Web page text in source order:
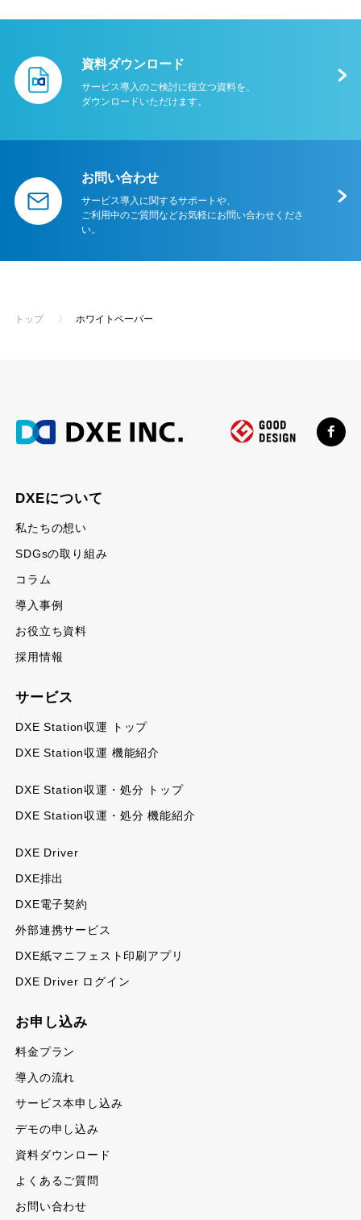
資料ダウンロード
サービス導⼊のご検討に役⽴つ資料を、
ダウンロードいただけます。
お問い合わせ
サービス導入に関するサポートや、
ご利用中のご質問などお気軽にお問い合わせくださ
い。
トップ 〉 ホワイトペーパー
DXEについて
私たちの想い
SDGsの取り組み
コラム
導入事例
お役立ち資料
採用情報
サービス
DXE Station収運 トップ
DXE Station収運 機能紹介
DXE Station収運・処分 トップ
DXE Station収運・処分 機能紹介
DXE Driver
DXE排出
DXE電子契約
外部連携サービス
DXE紙マニフェスト印刷アプリ
DXE Driver ログイン
お申し込み
料金プラン
導入の流れ
サービス本申し込み
デモの申し込み
資料ダウンロード
よくあるご質問
お問い合わせ